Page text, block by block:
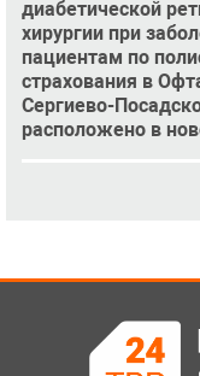
диабетической
хирургии при
пациентам по
страхования в
Сергиево-
расположено в